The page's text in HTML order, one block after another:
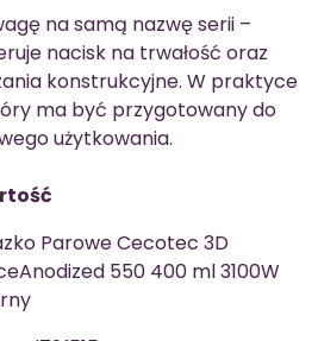
na samą nazwę serii –
nacisk na trwałość oraz
konstrukcyjne. W praktyce
ma być przygotowany do
użytkowania.
Parowe Cecotec 3D
550 400 ml 3100W